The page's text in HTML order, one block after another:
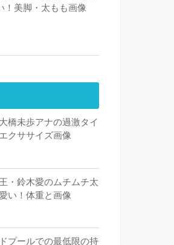
！美脚・太もも画像
橋未歩アナの過激タイ
クササイズ画像
・鈴木愛のムチムチ太
い！体重と画像
プールでの最低限の持